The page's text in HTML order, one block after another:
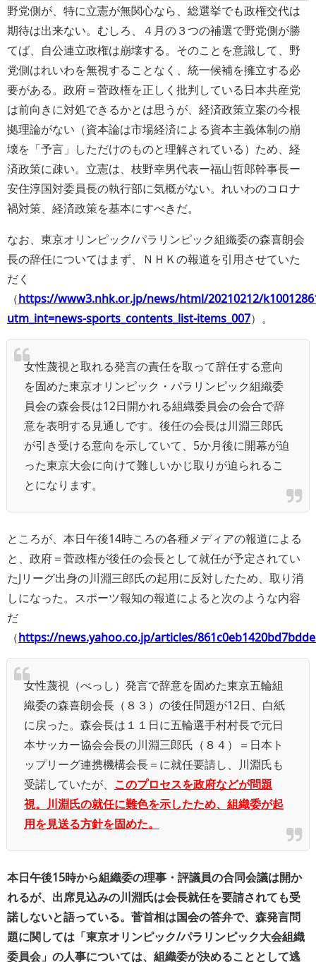
野党側が、特に立憲が無関心なら、総選挙でも政権交代は
期待は出来ない。むしろ、４月の３つの補選で野党側が勝
てば、自公連立政権は崩壊する。そのことを意識して、野
党側はれいわを無視することなく、統一候補を擁立する必
要がある。政府＝菅政権を正しく批判している日本共産党
は前向きに対処できるかとは思うが、経済政策立案の今根
拠理論がない（資本論は市場経済による資本主義体制の崩
壊を「予言」しただけのものと理解されている）ため、経
済政策に疎い。立憲は、枝野幸男代表ー福山哲郎幹事長ー
安住淳国対委員長の執行部に気概がない。れいわのコロナ
禍対策、経済政策を基本にすべきだ。
なお、東京オリンピック/パラリンピック組織委の森喜朗会
長の辞任についてはまず、ＮＨＫの報道を引用させていた
だく
（https://www3.nhk.or.jp/news/html/20210212/
utm_int=news-sports_contents_list-items_007）。
女性蔑視と取れる発言の責任を取って辞任する意向
を固めた東京オリンピック・パラリンピック組織委
員会の森会長は12日開かれる組織委員会の会合で辞
意を表明する見通しです。後任の会長は川淵三郎氏
が引き受ける意向を示していて、5か月後に開幕が迫
った東京大会に向けて難しいかじ取りが迫られるこ
とになります。
ところが、本日午後14時ころの各種メディアの報道による
と、政府＝菅政権が後任の会長として就任が予定されてい
たJリーグ出身の川淵三郎氏の起用に反対したため、取り消
しになった。スポーツ報知の報道によると次のような内容
だ
（https://news.yahoo.co.jp/articles/
女性蔑視（べっし）発言で辞意を固めた東京五輪組
織委の森喜朗会長（８３）の後任問題が12日、白紙
に戻った。森会長は１１日に五輪選手村村長で元日
本サッカー協会会長の川淵三郎氏（８４）＝日本ト
ップリーグ連携機構会長＝に就任要請し、川淵氏も
受諾していたが、 このプロセスを政府などが問題
視。川淵氏の就任に難色を示したため、組織委が起
用を見送る方針を固めた。
本日午後15時から組織委の理事・評議員の合同会議は開か
れるが、出席見込みの川淵氏は会長就任を要請されても受
諾しないと語っている。菅首相は国会の答弁で、森発言問
題に関しては「東京オリンピック/パラリンピック大会組織
委員会」の人事については、組織委が決めることとして逃